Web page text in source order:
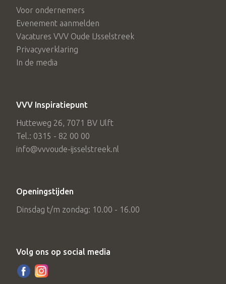
Voor ondernemers
Evenement aanmelden
Vacatures VVV Oude IJsselstreek
Privacyverklaring
In de media
VVV Inspiratiepunt
Hutteweg 26, 7071 BV Ulft
Tel.: 0315 - 82 00 00
info@vvvoude-ijsselstreek.nl
Openingstijden
Dinsdag t/m zondag: 10.00 - 16.00
Volg ons op social media